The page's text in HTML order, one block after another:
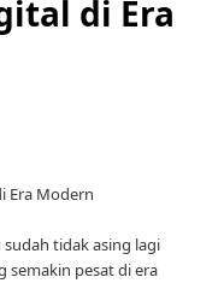
di Era
Era Modern
tidak asing lagi
semakin pesat di era